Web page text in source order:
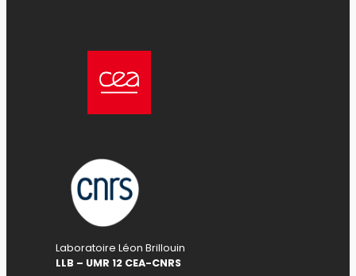
Laboratoire Léon Brillouin
LLB – UMR 12 CEA-CNRS